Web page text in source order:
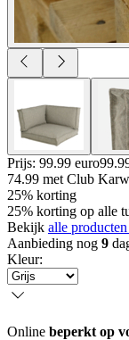
Prijs: 99.99 euro99.
74.99 met Club
25% korting
25% korting op alle
Bekijk alle
Aanbieding nog 9
Kleur:
Online beperkt op